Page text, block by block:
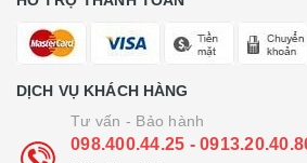
DỊCH VỤ KHÁCH HÀNG
Tư vấn - Bảo hành
098.400.44.25 -